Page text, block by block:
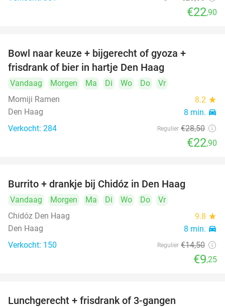
€22,90
Bowl naar keuze + bijgerecht of gyoza +
frisdrank of bier in hartje Den Haag
Vandaag Morgen Ma Di Wo Do
Vr
Momiji Ramen
8.2 star
Den Haag 8 min. directions_car
Verkocht: 284 Regulier €28,50
€22,90
Burrito + drankje bij Chidóz in Den Haag
Vandaag Morgen Ma Di Wo Do
Vr
Chidóz Den Haag
9.8 star
Den Haag 8 min. directions_car
Verkocht: 150 Regulier €14,50
€9,25
Lunchgerecht + frisdrank of 3-gangen